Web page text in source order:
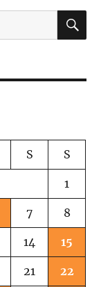
S S
1
7 8
14 15
21 22